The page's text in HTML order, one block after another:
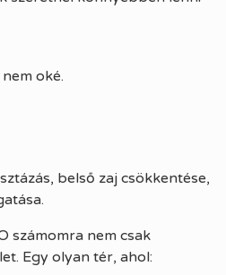
oké.
belső zaj csökkentése,
számomra nem csak
Egy olyan tér, ahol: